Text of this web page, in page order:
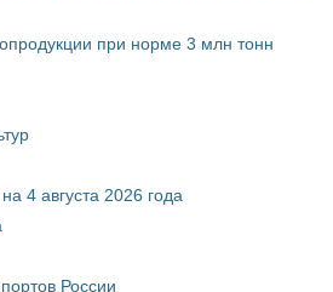
при норме 3 млн тонн
4 августа 2026 года
России